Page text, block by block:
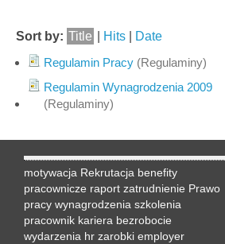
Sort by: Title Hits
Date
Regulamin Pracy (Regulaminy)
Regulamin Wynagrodzenia 2009
(Regulaminy)
motywacja Rekrutacja benefity
pracownicze raport zatrudnienie Prawo
pracy wynagrodzenia szkolenia
pracownik kariera bezrobocie
wydarzenia hr zarobki employer